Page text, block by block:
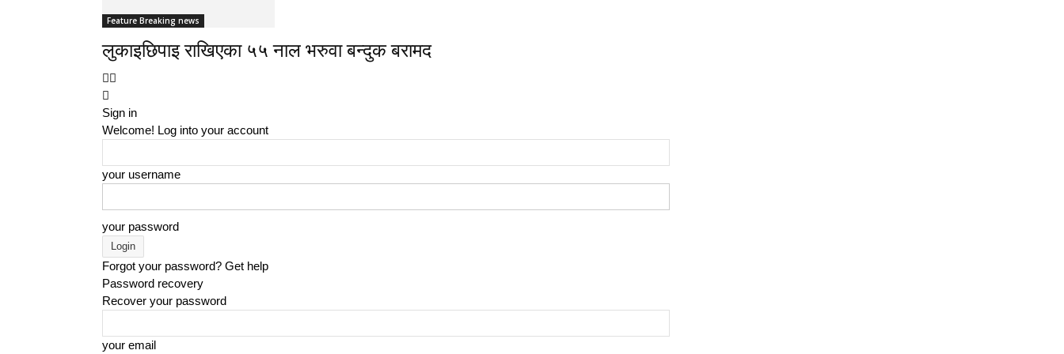
Feature Breaking news
लुकाइछिपाइ राखिएका ५५ नाल भरुवा बन्दुक बरामद
Sign in
Welcome! Log into your account
your username
your password
Forgot your password? Get help
Password recovery
Recover your password
your email